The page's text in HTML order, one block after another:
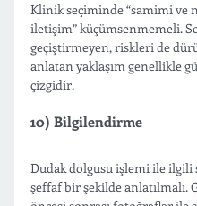
Klinik seçiminde “samimi ve
iletişim” küçümsenmemeli.
geçiştirmeyen, riskleri de
anlatan yaklaşım genellikle
çizgidir.
10) Bilgilendirme
Dudak dolgusu işlemi ile ilgili
şeffaf bir şekilde anlatılmalı.